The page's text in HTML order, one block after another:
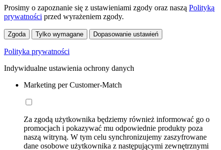
Prosimy o zapoznanie się z ustawieniami zgody oraz naszą Polityką
prywatności przed wyrażeniem zgody.
Zgoda Tylko wymagane Dopasowanie ustawień
Polityka prywatności
Indywidualne ustawienia ochrony danych
Marketing per Customer-Match
Za zgodą użytkownika będziemy również informować go o
promocjach i pokazywać mu odpowiednie produkty poza
naszą witryną. W tym celu synchronizujemy zaszyfrowane
dane osobowe użytkownika z następującymi zewnętrznymi